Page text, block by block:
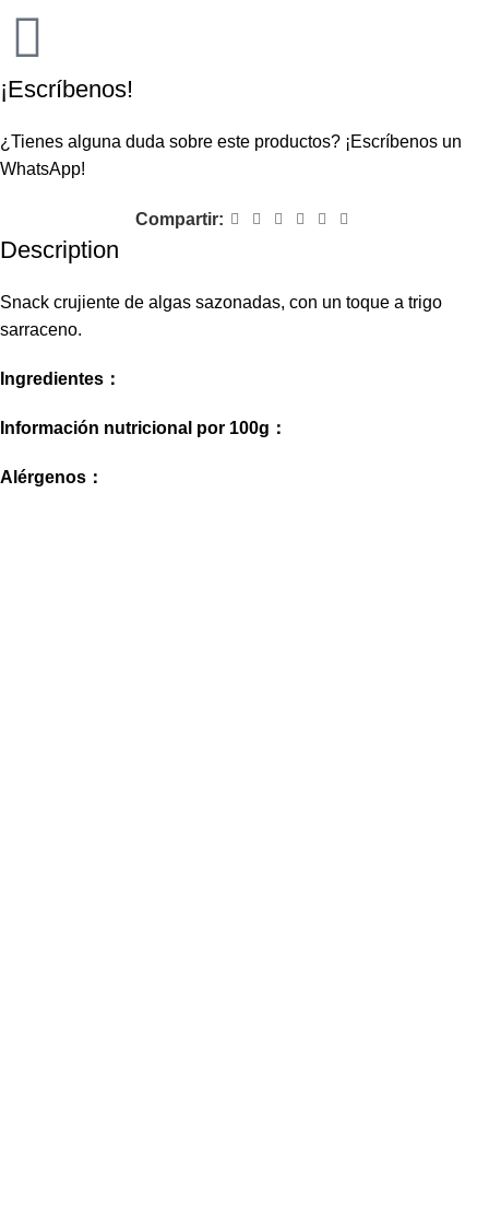
¡Escríbenos!
¿Tienes alguna duda sobre este productos? ¡Escríbenos un
WhatsApp!
Compartir:
Description
Snack crujiente de algas sazonadas, con un toque a trigo
sarraceno.
Ingredientes：
Información nutricional por 100g：
Alérgenos：